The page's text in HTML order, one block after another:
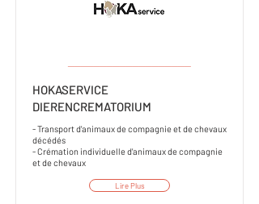
HOKASERVICE
DIERENCREMATORIUM
- Transport d'animaux de compagnie et de chevaux
décédés
- Crémation individuelle d'animaux de compagnie
et de chevaux
Lire Plus